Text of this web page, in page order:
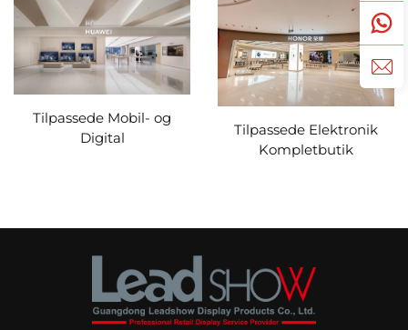
Tilpassede Mobil- og
Digital
Tilpassede Elektronik
Kompletbutik